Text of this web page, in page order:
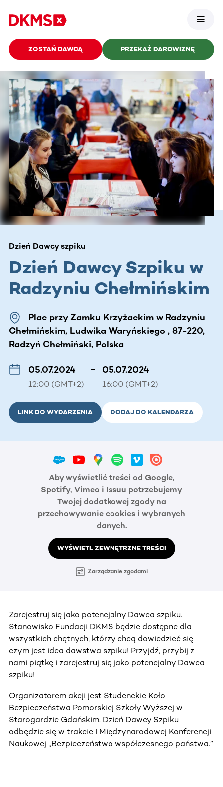
ZOSTAŃ DAWCĄ PRZEKAŻ DAROWIZNĘ
Dzień Dawcy szpiku
Dzień Dawcy Szpiku w
Radzyniu Chełmińskim
Plac przy Zamku Krzyżackim w Radzyniu
Chełmińskim, Ludwika Waryńskiego , 87-220,
Radzyń Chełmiński, Polska
05.07.2024
12:00 (GMT+2)
– 05.07.2024
16:00 (GMT+2)
LINK DO WYDARZENIA DODAJ DO KALENDARZA
Aby wyświetlić treści od Google,
Spotify, Vimeo i Issuu potrzebujemy
Twojej dodatkowej zgody na
przechowywanie cookies i wybranych
danych.
WYŚWIETL ZEWNĘTRZNE TREŚCI
Zarządzanie zgodami
Zarejestruj się jako potencjalny Dawca szpiku.
Stanowisko Fundacji DKMS będzie dostępne dla
wszystkich chętnych, którzy chcą dowiedzieć się
czym jest idea dawstwa szpiku! Przyjdź, przybij z
nami piątkę i zarejestruj się jako potencjalny Dawca
szpiku!
Organizatorem akcji jest Studenckie Koło
Bezpieczeństwa Pomorskiej Szkoły Wyższej w
Starogardzie Gdańskim. Dzień Dawcy Szpiku
odbędzie się w trakcie I Międzynarodowej Konferencji
Naukowej „Bezpieczeństwo współczesnego państwa.”